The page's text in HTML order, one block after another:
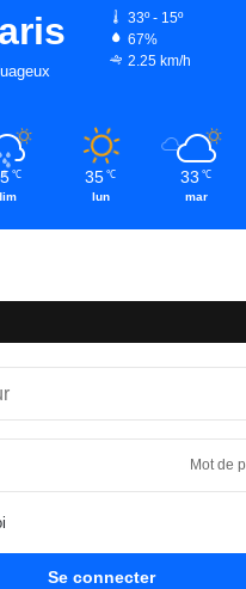
33º - 15º
67%
2.25 km/h
℃ 35 ℃
lun
33 ℃
mar
Mot de
Se connecter